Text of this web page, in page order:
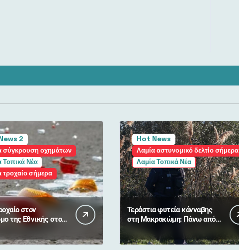
2
σύγκρουση οχημάτων
Τοπικά Νέα
τροχαίο σήμερα
στον
της Εθνικής στον
Hot News
Λαμία αστυνομικό δελτίο σήμερα
Λαμία Τοπικά Νέα
Τεράστια φυτεία κάνναβης
στη Μακρακώμη: Πάνω από
συλλήψεις